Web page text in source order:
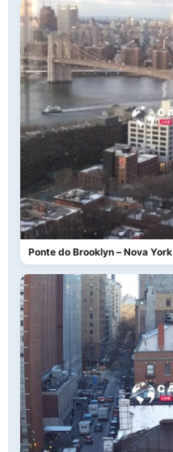
Ponte do Brooklyn – Nova York